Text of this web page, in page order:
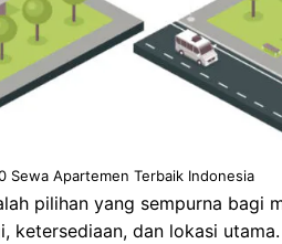
Sewa Apartemen Terbaik Indonesia
pilihan yang sempurna bagi
ketersediaan, dan lokasi